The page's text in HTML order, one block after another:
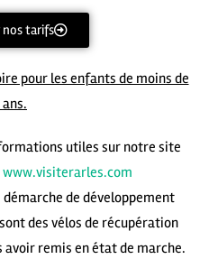
nos tarifs
pour les enfants de moins de
ans.
utiles sur notre site
www.visiterarles.com
de développement
des vélos de récupération
remis en état de marche.